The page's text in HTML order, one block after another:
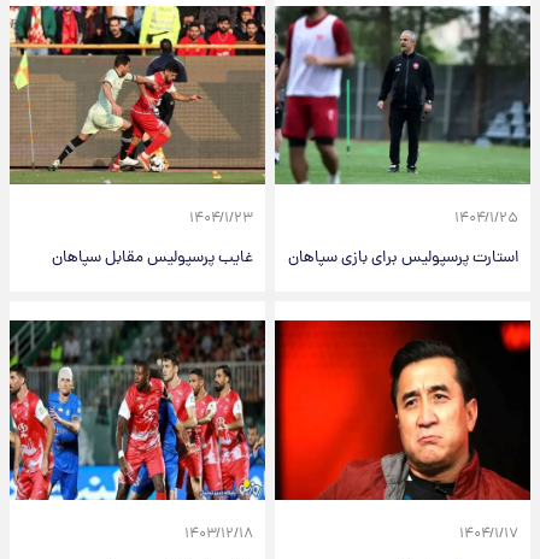
۱۴۰۴/۱/۲۵
استارت پرسپولیس برای بازی سپاهان
۱۴۰۴/۱/۲۳
غایب پرسپولیس مقابل سپاهان
۱۴۰۴/۱/۱۷ ۱۴۰۳/۱۲/۱۸